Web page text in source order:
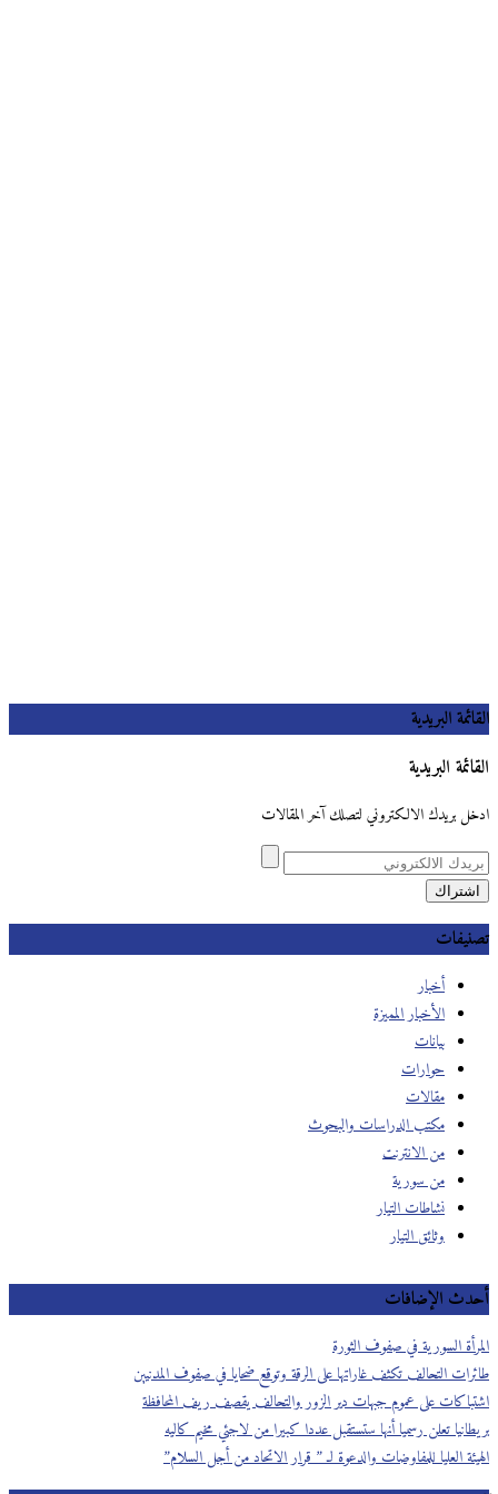
القائمة البريدية
القائمة البريدية
ادخل بريدك الالكتروني لتصلك آخر المقالات
تصنيفات
أخبار
الأخبار المميزة
بيانات
حوارات
مقالات
مكتب الدراسات والبحوث
من الانترنت
من سورية
نشاطات التيار
وثائق التيار
أحدث الإضافات
المرأة السورية في صفوف الثورة
طائرات التحالف تكثف غاراتها على الرقة وتوقع ضحايا في صفوف المدنيين
اشتباكات على عموم جبهات دير الزور والتحالف يقصف ريف المحافظة
بريطانيا تعلن رسميا أنها ستستقبل عددا كبيرا من لاجئي مخيم كاليه
الهيئة العليا للمفاوضات والدعوة لـ ” قرار الاتحاد من أجل السلام”